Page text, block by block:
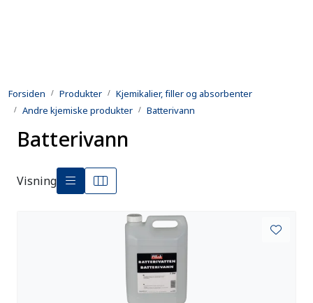
Forsiden Produkter
Kjemikalier, filler og absorbenter
Andre kjemiske produkter
Batterivann
Batterivann
Visning
Utleie
Kontroll og reparasjon
Forsvarsindustri